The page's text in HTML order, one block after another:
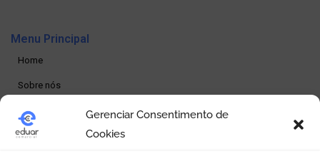
Gerenciar Consentimento de
Cookies
Menu Principal
Home
Sobre nós
Produtos
Loja online